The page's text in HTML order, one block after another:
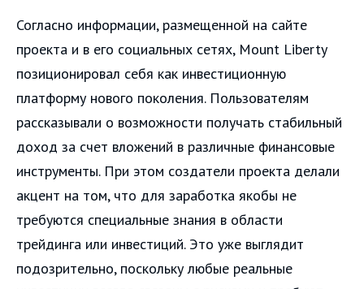
Согласно информации, размещенной на сайте
проекта и в его социальных сетях, Mount Liberty
позиционировал себя как инвестиционную
платформу нового поколения. Пользователям
рассказывали о возможности получать стабильный
доход за счет вложений в различные финансовые
инструменты. При этом создатели проекта делали
акцент на том, что для заработка якобы не
требуются специальные знания в области
трейдинга или инвестиций. Это уже выглядит
подозрительно, поскольку любые реальные